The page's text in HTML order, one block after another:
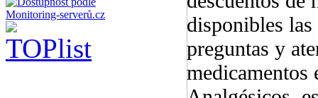
disponibles las
preguntas y
medicamentos